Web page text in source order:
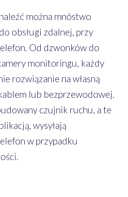
można mnóstwo
obsługi zdalnej, przy
Od dzwonków do
monitoringu, każdy
rozwiązanie na własną
lub bezprzewodowej.
czujnik ruchu, a te
wysyłają
w przypadku